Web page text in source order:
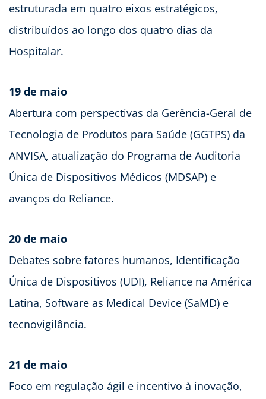
estruturada em quatro eixos estratégicos,
distribuídos ao longo dos quatro dias da
Hospitalar.
19 de maio
Abertura com perspectivas da Gerência-Geral de
Tecnologia de Produtos para Saúde (GGTPS) da
ANVISA, atualização do Programa de Auditoria
Única de Dispositivos Médicos (MDSAP) e
avanços do Reliance.
20 de maio
Debates sobre fatores humanos, Identificação
Única de Dispositivos (UDI), Reliance na América
Latina, Software as Medical Device (SaMD) e
tecnovigilância.
21 de maio
Foco em regulação ágil e incentivo à inovação,